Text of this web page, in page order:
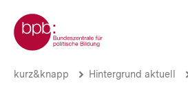
zum
Seiteninhalt
springen
Zur Startseite der bpb
VorBrotkrümelnavigation
Pfadnavigation
kurz&knapp Hintergrund aktuell